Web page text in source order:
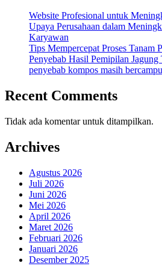
Website Profesional untuk
Upaya Perusahaan dalam
Karyawan
Tips Mempercepat Proses Tanam
Penyebab Hasil Pemipilan
penyebab kompos masih
Recent Comments
Tidak ada komentar untuk ditampilkan.
Archives
Agustus 2026
Juli 2026
Juni 2026
Mei 2026
April 2026
Maret 2026
Februari 2026
Januari 2026
Desember 2025